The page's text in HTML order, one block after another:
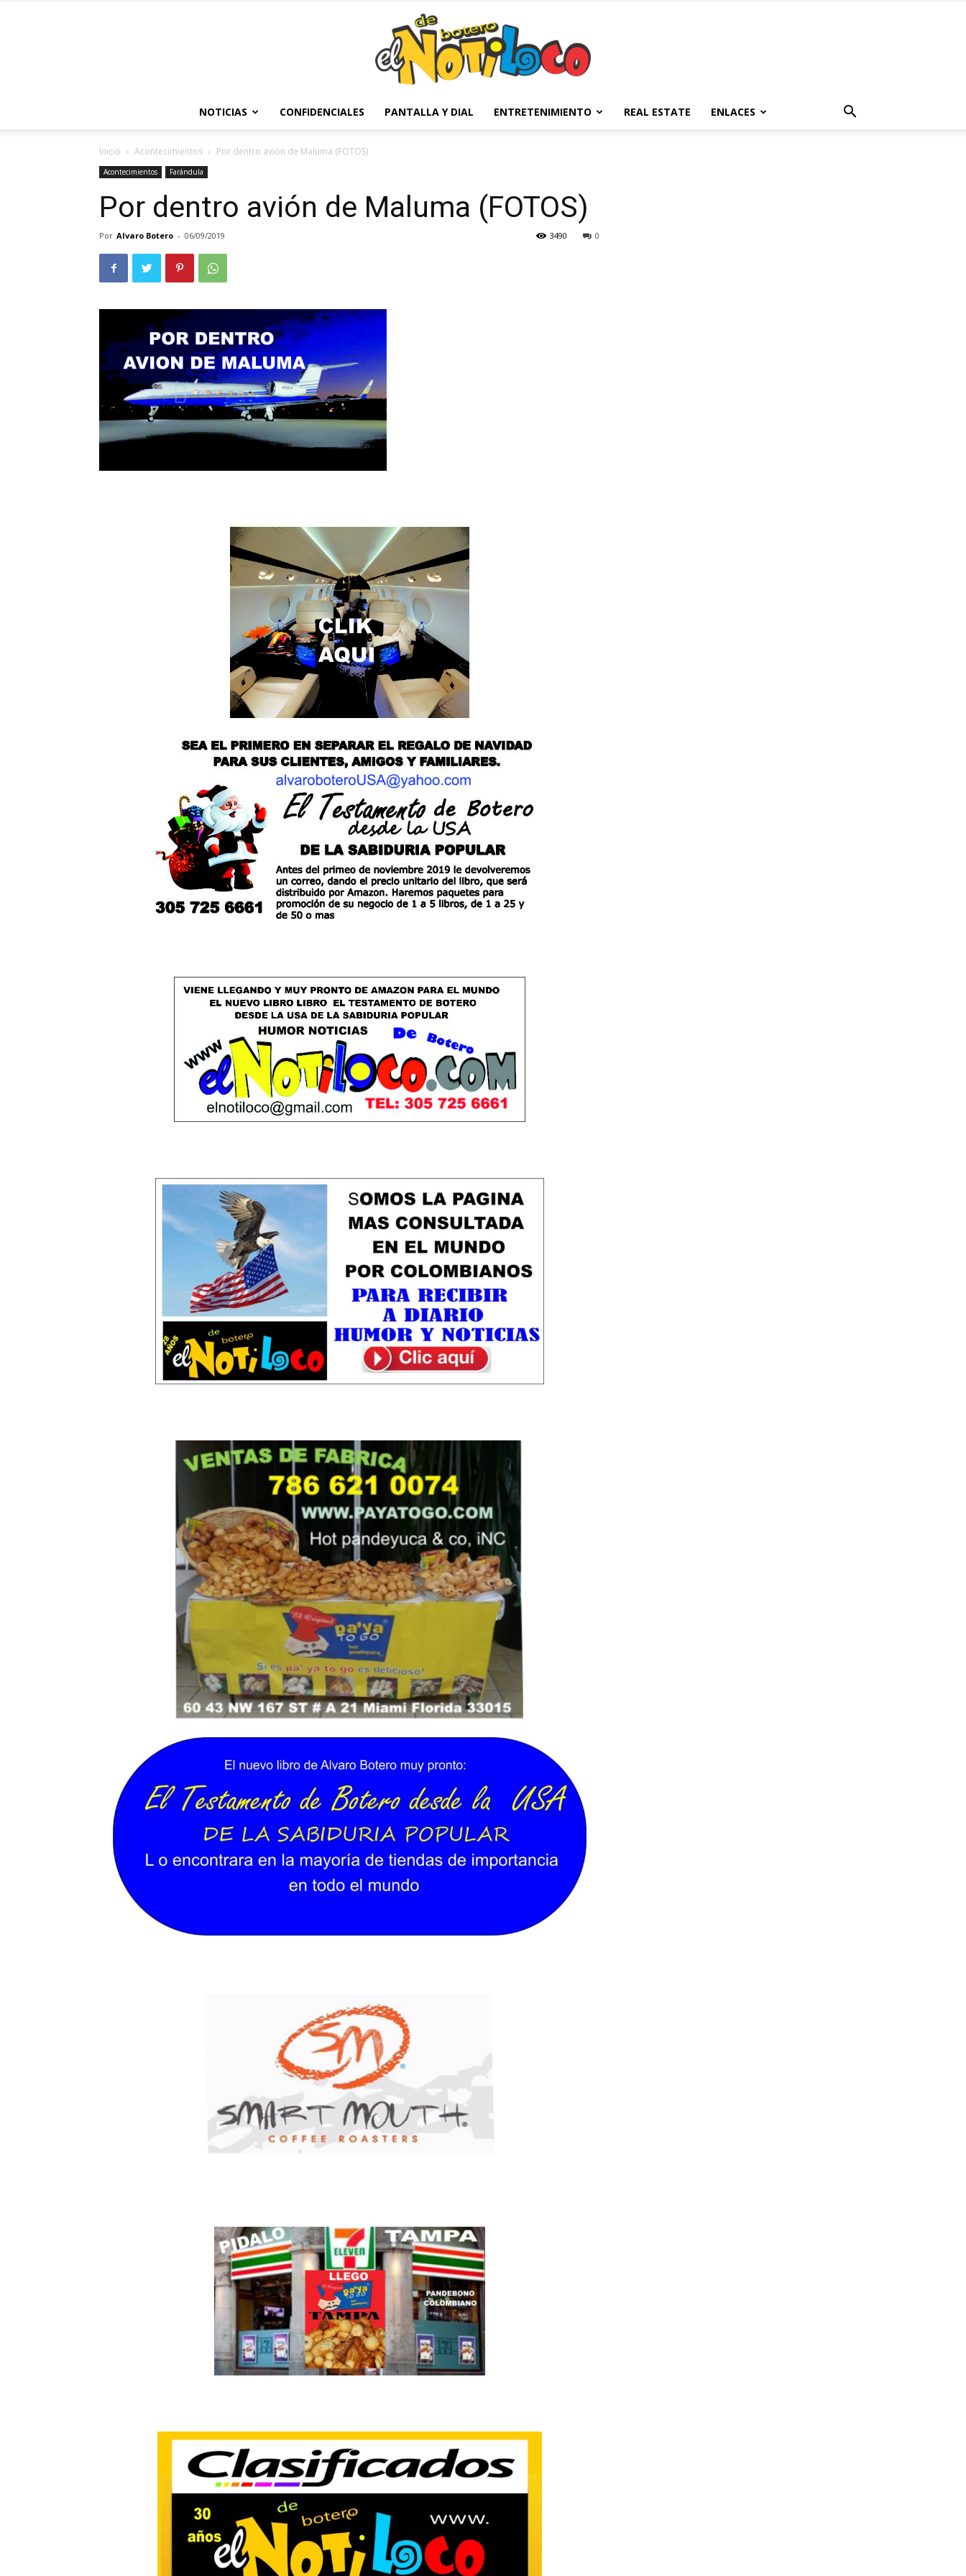
Notiloco
NOTICIAS CONFIDENCIALES PANTALLA Y DIAL ENTRETENIMIENTO REAL ESTATE ENLACES
Inicio Acontecimientos Por dentro avión de Maluma (FOTOS)
Acontecimientos Farándula
Por dentro avión de Maluma (FOTOS)
Por Alvaro Botero - 06/09/2019 0
3490